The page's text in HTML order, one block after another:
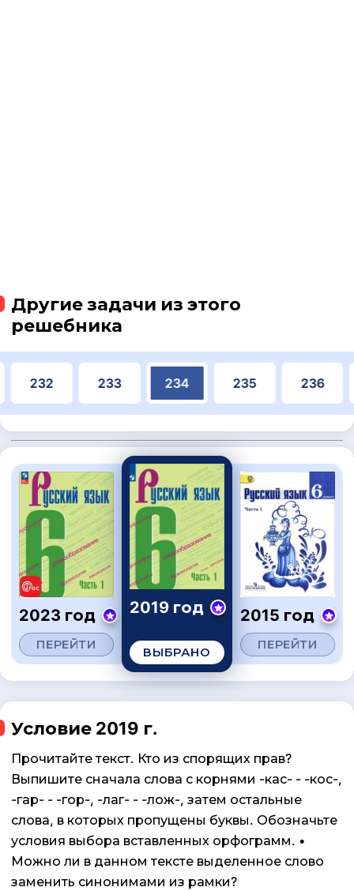
Другие задачи из этого
решебника
232 233 234 235 236
2023 год
ПЕРЕЙТИ
2019 год
ВЫБРАНО
2015 год
ПЕРЕЙТИ
Условие 2019 г.
Прочитайте текст. Кто из спорящих прав?
Выпишите сначала слова с корнями -кас- - -кос-,
-гар- - -гор-, -лаг- - -лож-, затем остальные
слова, в которых пропущены буквы. Обозначьте
условия выбора вставленных орфограмм. •
Можно ли в данном тексте выделенное слово
заменить синонимами из рамки?